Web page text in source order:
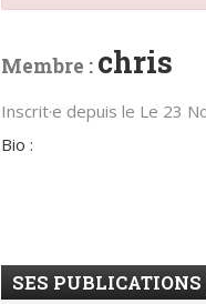
Membre : chris
Inscrit·e depuis le Le 23
Bio :
SES PUBLICATIONS